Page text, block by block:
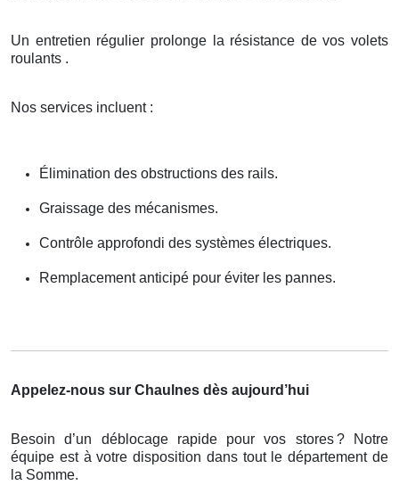
Un entretien régulier prolonge la résistance de vos volets
roulants .
Nos services incluent :
Élimination des obstructions des rails.
Graissage des mécanismes.
Contrôle approfondi des systèmes électriques.
Remplacement anticipé pour éviter les pannes.
Appelez-nous sur Chaulnes dès aujourd’hui
Besoin d’un déblocage rapide pour vos stores? Notre
équipe est à votre disposition dans tout le département de
la Somme.